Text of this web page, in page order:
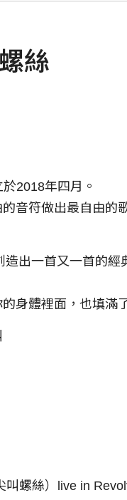
絲
2018年四月。
音符做出最自由的
出一首又一首的經
身體裡面，也填滿
叫螺絲）live in